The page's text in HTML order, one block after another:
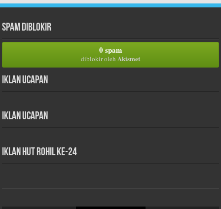
Spam Diblokir
0 spam
diblokir oleh Akismet
Iklan Ucapan
Iklan Ucapan
iklan HUT Rohil Ke-24